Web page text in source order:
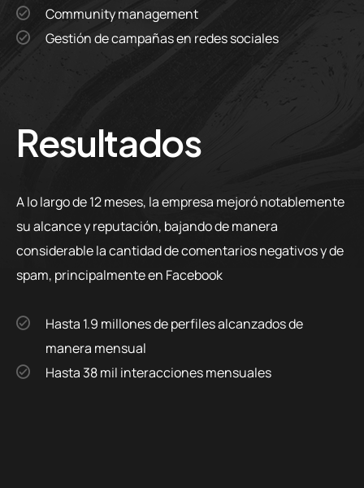
Community management
Gestión de campañas en redes sociales
Resultados
A lo largo de 12 meses, la empresa mejoró notablemente
su alcance y reputación, bajando de manera
considerable la cantidad de comentarios negativos y de
spam, principalmente en Facebook
Hasta 1.9 millones de perfiles alcanzados de
manera mensual
Hasta 38 mil interacciones mensuales